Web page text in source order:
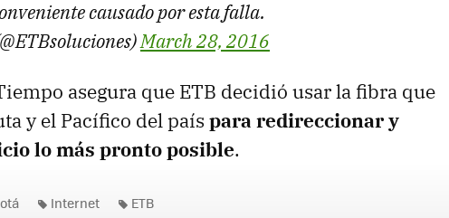
causado por esta falla.
March 28, 2016
asegura que ETB decidió usar la fibra que
y el Pacífico del país para redireccionar y
lo más pronto posible.
Internet ETB